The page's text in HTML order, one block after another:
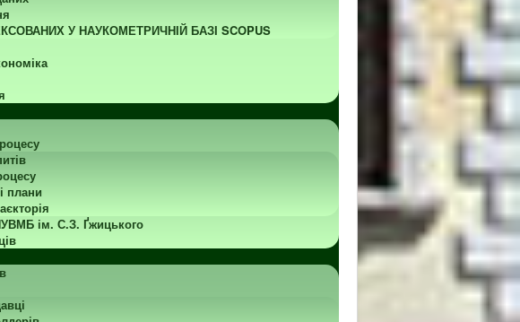
У НАУКОМЕТРИЧНІЙ БАЗІ SCOPUS
плани
ім. С.З. Ґжицького